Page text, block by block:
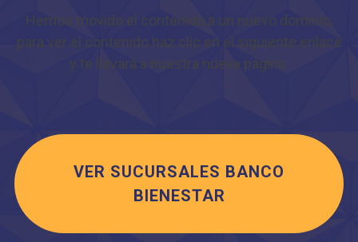
Hemos movido el contenido a un nuevo dominio,
para ver el contenido haz clic en el siguiente enlace
y te llevará a nuestra nueva página.
VER SUCURSALES BANCO
BIENESTAR